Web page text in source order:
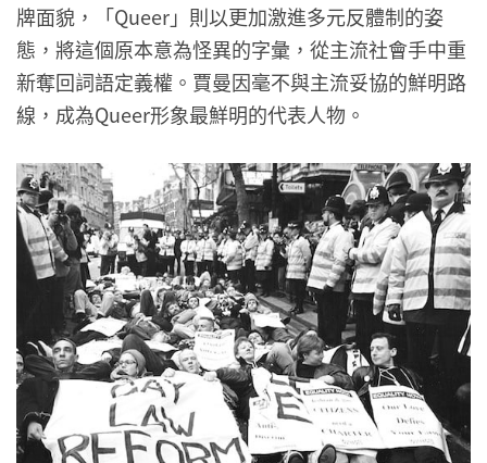
牌面貌，「Queer」則以更加激進多元反體制的姿
態，將這個原本意為怪異的字彙，從主流社會手中重
新奪回詞語定義權。賈曼因毫不與主流妥協的鮮明路
線，成為Queer形象最鮮明的代表人物。